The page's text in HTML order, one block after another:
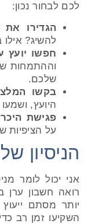
לכם לבחור נכון:
הגדירו
להשיג?
חפשו יועץ
וההתמחות
שלכם.
בקשו
היועץ,
פגישת
על הציפיות
הניסיון
אני יכול לומר
רואה חשבון ערן
יותר מסתם
השקיעו זמן רב